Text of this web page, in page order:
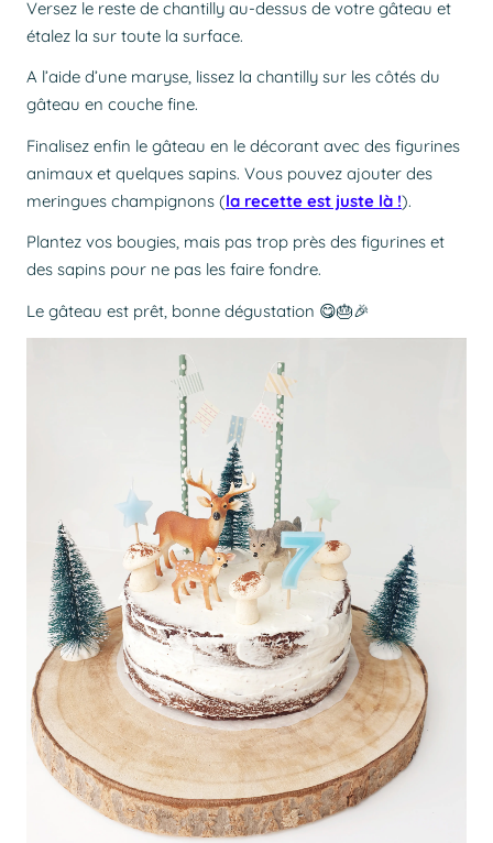
Versez le reste de chantilly au-dessus de votre gâteau et
étalez la sur toute la surface.
A l’aide d’une maryse, lissez la chantilly sur les côtés du
gâteau en couche fine.
Finalisez enfin le gâteau en le décorant avec des figurines
animaux et quelques sapins. Vous pouvez ajouter des
meringues champignons (la recette est juste là !).
Plantez vos bougies, mais pas trop près des figurines et
des sapins pour ne pas les faire fondre.
Le gâteau est prêt, bonne dégustation 😋🎂🎉